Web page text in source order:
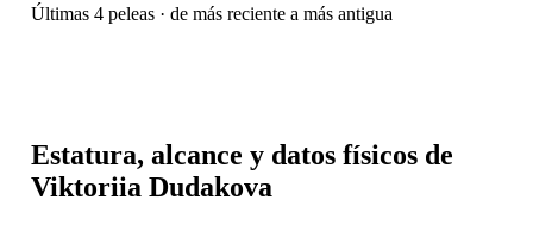
Últimas 4 peleas · de más reciente a más antigua
Estatura, alcance y datos físicos de
Viktoriia Dudakova